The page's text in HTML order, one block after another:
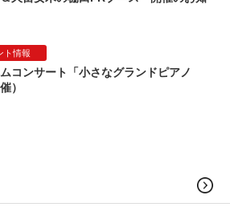
ト情報
コンサート「小さなグランドピアノ
）